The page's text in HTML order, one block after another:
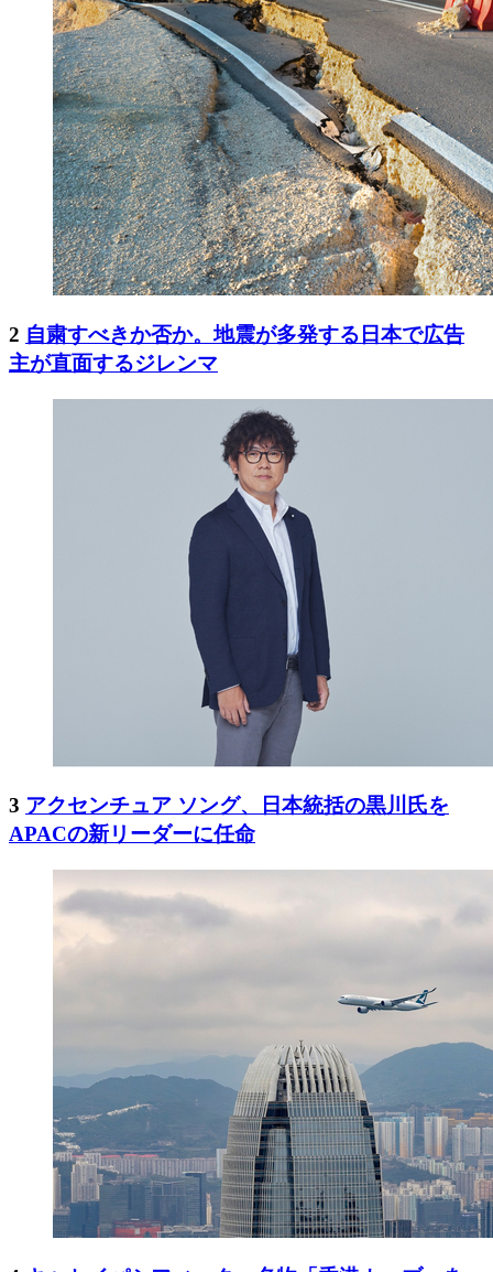
2 自粛すべきか否か。地震が多発する日本で広告
主が直面するジレンマ
3 アクセンチュア ソング、日本統括の黒川氏を
APACの新リーダーに任命